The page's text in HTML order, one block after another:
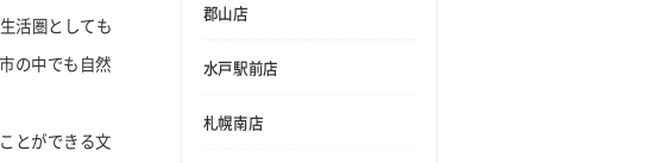
活圏としても
の中でも自然
とができる文
郡山店
水戸駅前店
札幌南店